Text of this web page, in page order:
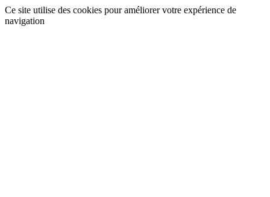
Ce site utilise des cookies pour améliorer votre expérience de
navigation